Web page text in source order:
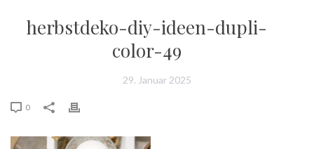
herbstdeko-diy-ideen-dupli-
color-49
29. Januar 2025
0